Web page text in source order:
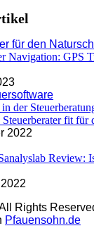
Navigation: GPS
der
Steuerberater fit
2022
Review:
Rights
Pfauensohn.de